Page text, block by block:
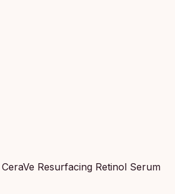
Resurfacing Retinol Serum